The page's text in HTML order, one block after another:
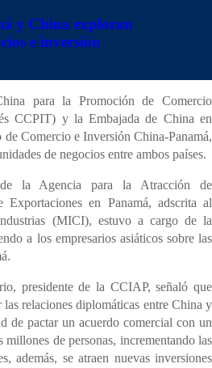
y China exploran
e inversión
Industrias y Agricultura de Panamá
para la Promoción de Comercio
CCPIT) y la Embajada de China en
Comercio e Inversión China-Panamá,
de negocios entre ambos países.
la Agencia para la Atracción de
en Panamá, adscrita al
(MICI), estuvo a cargo de la
a los empresarios asiáticos sobre las
presidente de la CCIAP, señaló que
las relaciones diplomáticas entre China y
de pactar un acuerdo comercial con un
millones de personas, incrementando las
además, se atraen nuevas inversiones